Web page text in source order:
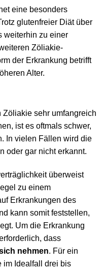
eine besonders
glutenfreier Diät über
weiterhin zu einer
Zöliakie-
der Erkrankung betrifft
Alter.
Zöliakie sehr umfangreich
ist es oftmals schwer,
In vielen Fällen wird die
oder gar nicht erkannt.
überweist
zu einem
Erkrankungen des
kann somit feststellen,
Um die Erkrankung
dass
nehmen. Für ein
im Idealfall drei bis